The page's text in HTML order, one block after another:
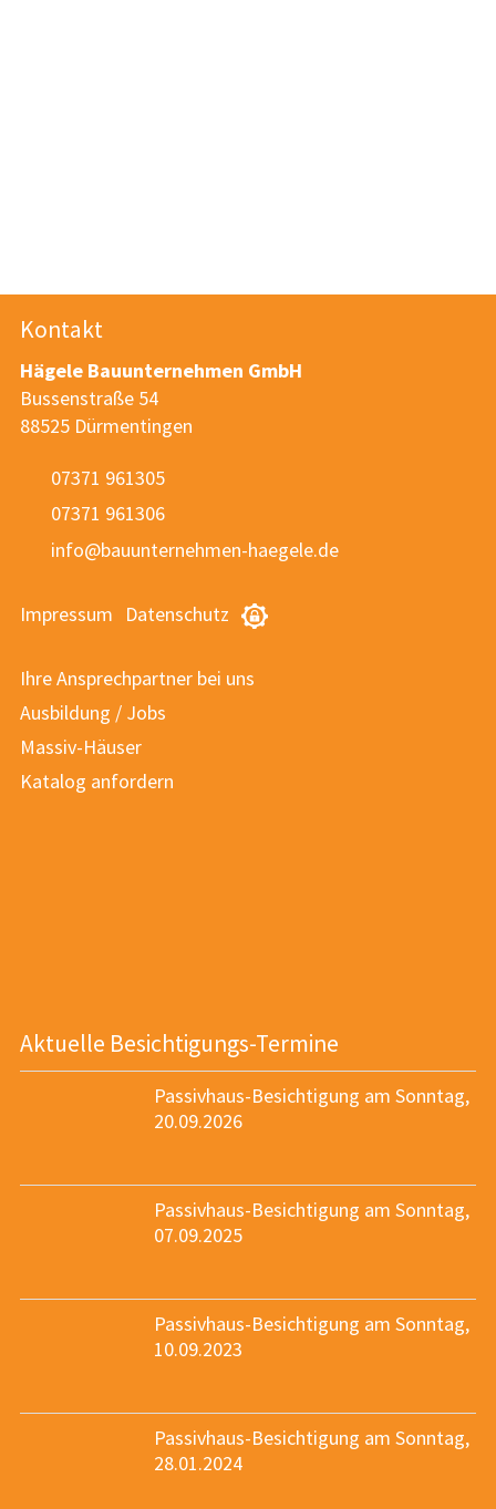
Kontakt
Hägele Bauunternehmen GmbH
Bussenstraße 54
88525 Dürmentingen
07371 961305
07371 961306
nf
b nt rn hm n-h g l d
Impressum Datenschutz
Ihre Ansprechpartner bei uns
Ausbildung / Jobs
Massiv-Häuser
Katalog anfordern
Aktuelle Besichtigungs-Termine
Passivhaus-Besichtigung am Sonntag,
20.09.2026
Passivhaus-Besichtigung am Sonntag,
07.09.2025
Passivhaus-Besichtigung am Sonntag,
10.09.2023
Passivhaus-Besichtigung am Sonntag,
28.01.2024